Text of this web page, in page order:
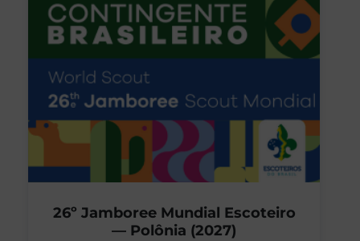
26º Jamboree Mundial Escoteiro
— Polônia (2027)